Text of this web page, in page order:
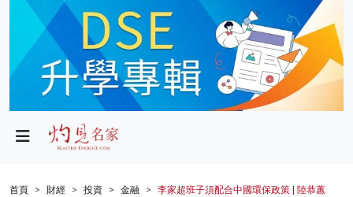
政局
財經
首頁 財經 投資 金融 李家超班子須配合中國環保政策 | 陸恭蕙